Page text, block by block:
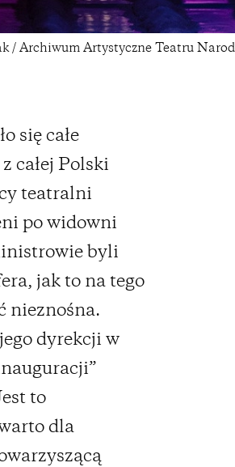
/ Archiwum Artystyczne Teatru
się całe
całej Polski
teatralni
po widowni
byli
jak to na tego
nieznośna.
dyrekcji w
to
dla